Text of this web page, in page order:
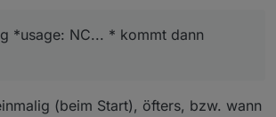
auseinander gesetzt, da ich den
*usage: NC... * kommt dann
(beim Start), öfters, bzw. wann